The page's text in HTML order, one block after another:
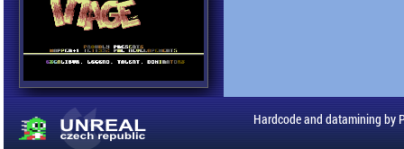
Hardcode and datamining by